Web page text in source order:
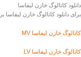
دانلود کاتالوگ خازن لیفاسا
برای دانلود کاتالوگ خازن
کاتالوگ خازن لیفاسا MV
کاتالوگ خازن لیفاسا LV